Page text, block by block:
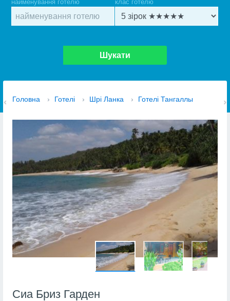
найменування готелю клас готелю
Шукати
Головна › Готелі › Шрі Ланка › Готелі Тангаллы
Сиа Бриз Гарден